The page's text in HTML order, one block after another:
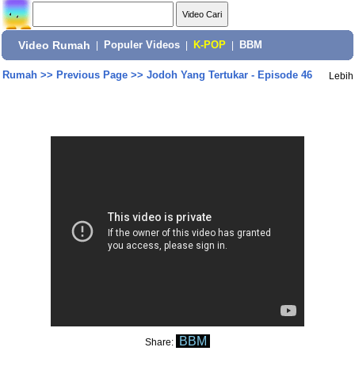
Video Rumah Populer Videos K-POP BBM
Rumah>> Previous Page>> Jodoh Yang Tertukar - Episode 46 Lebih
Share: BBM